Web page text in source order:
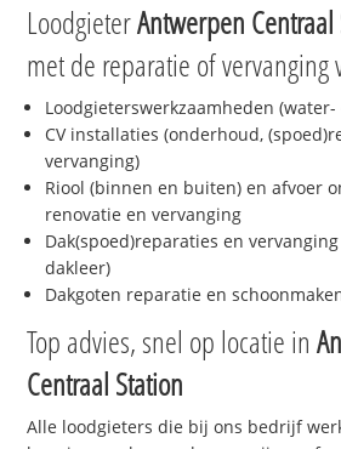
LoodgieterAntwerpen Centraal
met de reparatie of vervanging
Loodgieterswerkzaamheden
CV installaties (onderhoud,
vervanging)
Riool (binnen en buiten) en afvoer
renovatie en vervanging
Dak(spoed)reparaties en
dakleer)
Dakgoten reparatie en
Top advies, snel op locatie in
Centraal Station
Alle loodgieters die bij ons bedrijf